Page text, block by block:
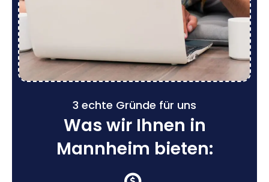
3 echte Gründe für uns
Was wir Ihnen in
Mannheim bieten: